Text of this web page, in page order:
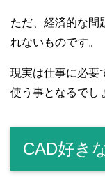
ただ、経済的な問
れないものです。
現実は仕事に必要
使う事となるでし
CAD好き